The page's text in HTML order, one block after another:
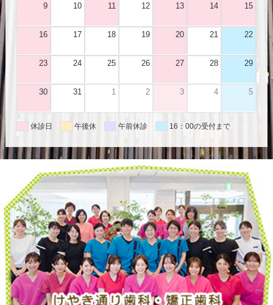
9 10 11 12 13 14 15
16 17 18 19 20 21 22
23 24 25 26 27 28 29
30 31 1 2 3 4 5
休診日 午後休 午前休診 16：00の受付まで